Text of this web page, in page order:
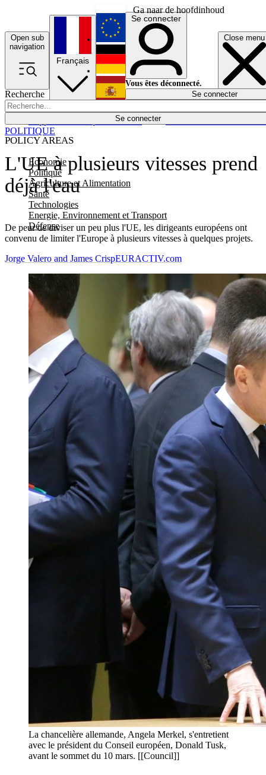
Ga naar de hoofdinhoud
Open sub
navigation
Close menu
Recherche
Se connecter
POLICY AREAS
Economie
Politique
Agriculture et Alimentation
Santé
Technologies
Energie, Environnement et Transport
Défense
Économie
Français
English
Deutsch
Español
Se connecter
Vous êtes déconnecté.
Se connecter
L'UE à plusieurs vitesses prend
déjà l'eau
De peur de diviser un peu plus l'UE, les dirigeants européens ont
convenu de limiter l'Europe à plusieurs vitesses à quelques projets.
POLITIQUE
Jorge Valero and James CrispEURACTIV.com
La chancelière allemande, Angela Merkel, s'entretient
avec le président du Conseil européen, Donald Tusk,
avant le sommet du 10 mars. [[Council]]